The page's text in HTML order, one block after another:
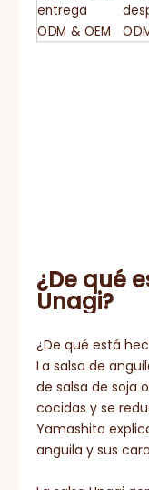
entrega
ODM & OEM
¿De qué
Unagi?
¿De qué está
La salsa de
de salsa de soja
cocidas y se
Yamashita
anguila y sus